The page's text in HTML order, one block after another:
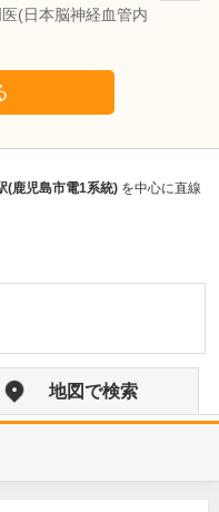
(日本脳神経血管内
(鹿児島市電1系統) を中心に直線
地図で検索